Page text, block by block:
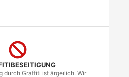
durch Graffiti ist ärgerlich. Wir